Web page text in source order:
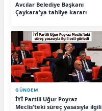
Avcılar Belediye Başkanı
Çaykara'ya tahliye kararı
GÜNDEM
İYİ Partili Uğur Poyraz
Meclis'teki süreç yasasıyla ilgili